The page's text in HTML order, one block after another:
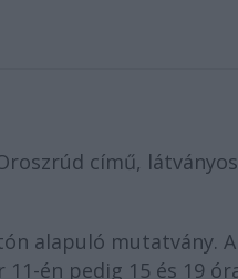
című,
alapuló mutatvány.
én pedig 15 és 19